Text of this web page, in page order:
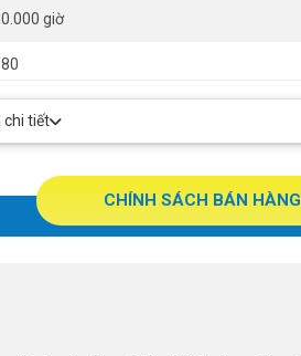
giờ
Ø75 x 245mm
chi tiết
CHÍNH SÁCH BÁN HÀNG